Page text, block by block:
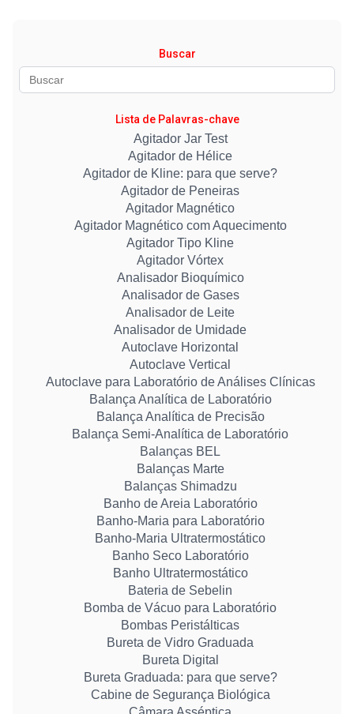
Buscar
Lista de Palavras-chave
Agitador Jar Test
Agitador de Hélice
Agitador de Kline: para que serve?
Agitador de Peneiras
Agitador Magnético
Agitador Magnético com Aquecimento
Agitador Tipo Kline
Agitador Vórtex
Analisador Bioquímico
Analisador de Gases
Analisador de Leite
Analisador de Umidade
Autoclave Horizontal
Autoclave Vertical
Autoclave para Laboratório de Análises Clínicas
Balança Analítica de Laboratório
Balança Analítica de Precisão
Balança Semi-Analítica de Laboratório
Balanças BEL
Balanças Marte
Balanças Shimadzu
Banho de Areia Laboratório
Banho-Maria para Laboratório
Banho-Maria Ultratermostático
Banho Seco Laboratório
Banho Ultratermostático
Bateria de Sebelin
Bomba de Vácuo para Laboratório
Bombas Peristálticas
Bureta de Vidro Graduada
Bureta Digital
Bureta Graduada: para que serve?
Cabine de Segurança Biológica